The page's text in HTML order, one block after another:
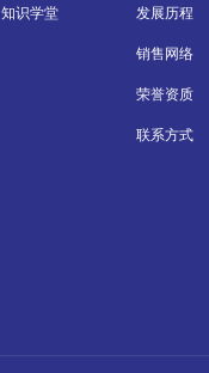
知识学堂 发展历程
销售网络
荣誉资质
联系方式